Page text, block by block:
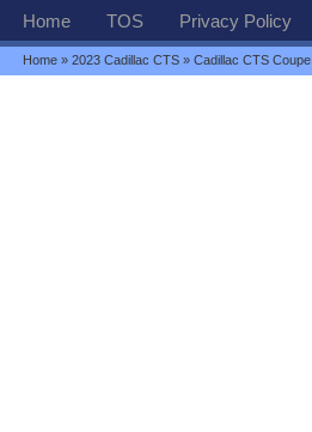
Home TOS Privacy Policy
Home »2023 Cadillac CTS » Cadillac CTS Coupe